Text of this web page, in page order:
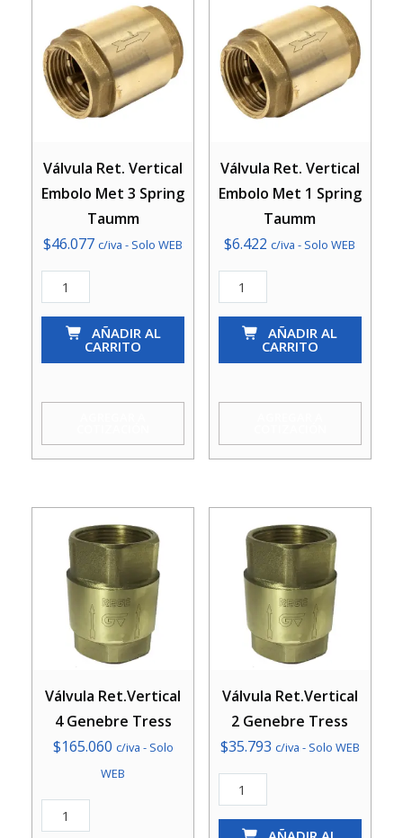
Válvula Ret. Vertical
Embolo Met 3 Spring
Taumm
$46.077 c/iva - Solo WEB
Válvula
Ret.
Vertical
3
Taumm
AÑADIR AL
CARRITO
Válvula Ret. Vertical
Embolo Met 1 Spring
Taumm
$6.422 c/iva - Solo WEB
Válvula
Ret.
Vertical
1
Taumm
AÑADIR AL
CARRITO
Válvula Ret.Vertical
4 Genebre Tress
$165.060 c/iva - Solo
WEB
Válvula
Válvula Ret.Vertical
2 Genebre Tress
$35.793 c/iva - Solo WEB
Válvula
Ret.Vertical